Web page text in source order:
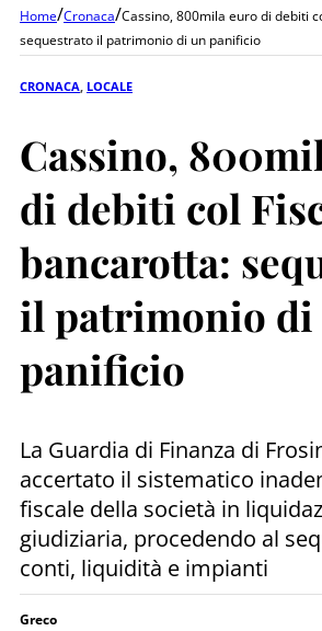
Home/Cronaca/Cassino, 800mila euro di debiti
sequestrato il patrimonio di un panificio
CRONACA LOCALE
Cassino,
di debiti col
bancarotta:
il patrimonio di
panificio
La Guardia di Finanza di
accertato il sistematico
fiscale della società in
giudiziaria, procedendo al
conti, liquidità e impianti
Greco